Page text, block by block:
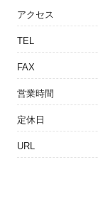
アクセス
TEL
FAX
営業時間
定休日
URL